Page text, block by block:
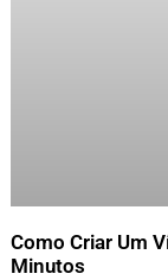
Como Criar Um
Minutos